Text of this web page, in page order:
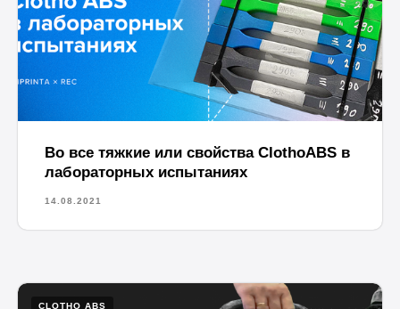
Во все тяжкие или свойства ClothoABS в
лабораторных испытаниях
14.08.2021
CLOTHO ABS